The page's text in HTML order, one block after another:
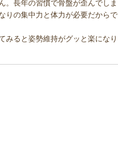
。長年の習慣で骨盤が歪んでしま
りの集中力と体力が必要だからで
みると姿勢維持がグッと楽になり